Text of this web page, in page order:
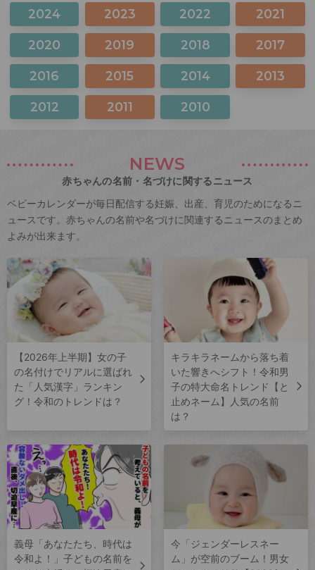
2024 2023 2022 2021
2020 2019 2018 2017
2016 2015 2014 2013
2012 2011 2010
NEWS
赤ちゃんの名前・名づけに関するニュース
ベビーカレンダーが毎日配信する妊娠、出産、育児のためになるニ
ュースです。赤ちゃんの名前や名づけに関連するニュースのまとめ
よみが出来ます。
【2026年上半期】女の子
の名付けでリアルに選ばれ
た「人気漢字」ランキン
グ！令和のトレンドは？
キラキラネームから落ち着
いた響きへシフト！令和男
子の特大命名トレンド【と
止めネーム】人気の名前
は？
義母「あなたたち、時代は
令和よ！」子どもの名前を
今「ジェンダーレスネー
ム」が空前のブーム！男女